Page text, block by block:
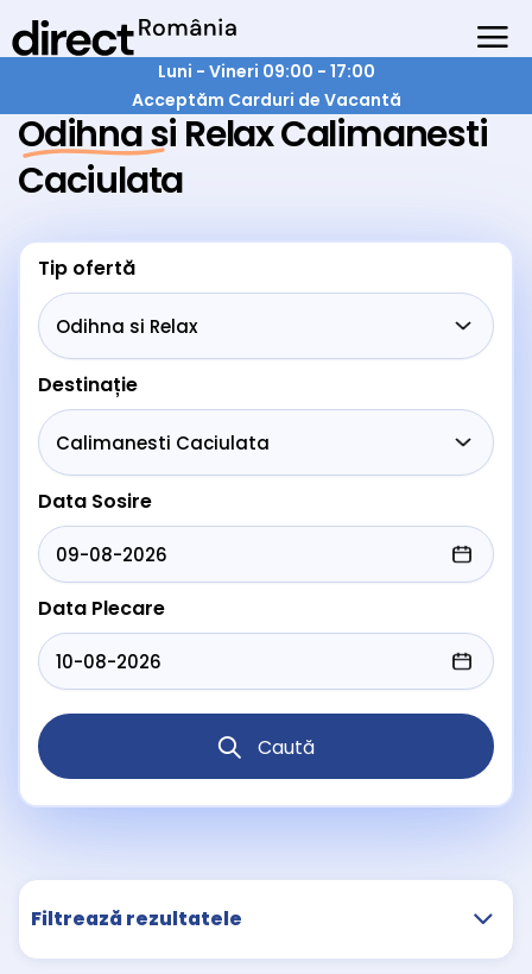
Luni - Vineri 09:00 - 17:00
Acceptăm Carduri de Vacantă
Odihna si Relax Calimanesti
Caciulata
Tip ofertă
Destinație
Data Sosire
Data Plecare
Caută
Filtrează rezultatele